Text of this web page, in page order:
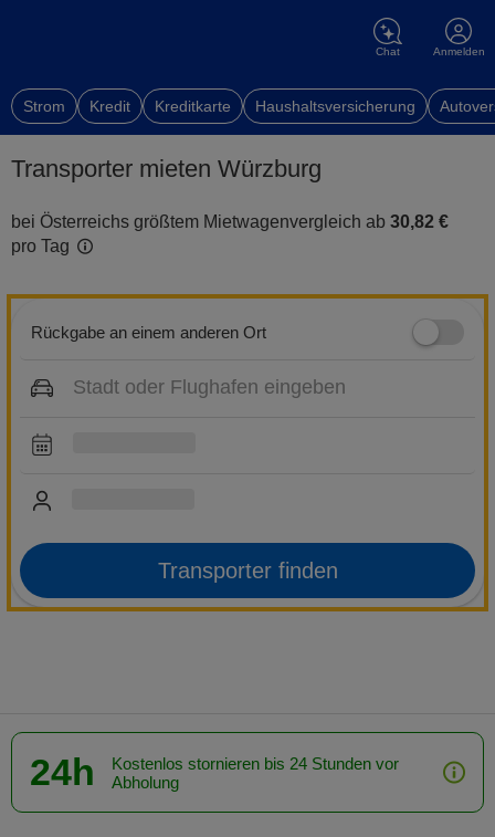
Chat Anmelden
Strom Kredit Kreditkarte Haushaltsversicherung
Transporter mieten Würzburg
bei Österreichs größtem Mietwagenvergleich ab 30,82 €
pro Tag
Rückgabe an einem anderen Ort
Transporter finden
24h
Kostenlos stornieren bis 24 Stunden vor
Abholung